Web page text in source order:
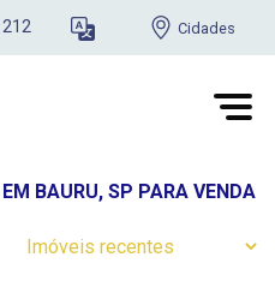
Cidades
BAURU, SP PARA VENDA